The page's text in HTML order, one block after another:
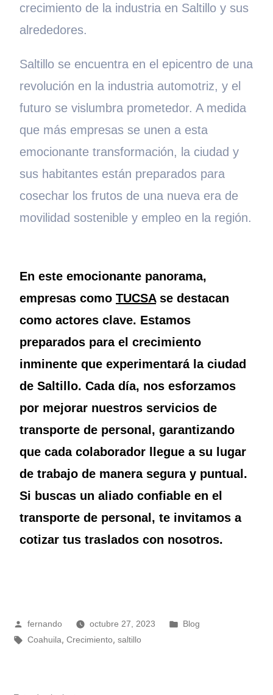
crecimiento de la industria en Saltillo y sus
alrededores.
Saltillo se encuentra en el epicentro de una
revolución en la industria automotriz, y el
futuro se vislumbra prometedor. A medida
que más empresas se unen a esta
emocionante transformación, la ciudad y
sus habitantes están preparados para
cosechar los frutos de una nueva era de
movilidad sostenible y empleo en la región.
En este emocionante panorama,
empresas como TUCSAse destacan
como actores clave. Estamos
preparados para el crecimiento
inminente que experimentará la ciudad
de Saltillo. Cada día, nos esforzamos
por mejorar nuestros servicios de
transporte de personal, garantizando
que cada colaborador llegue a su lugar
de trabajo de manera segura y puntual.
Si buscas un aliado confiable en el
transporte de personal, te invitamos a
cotizar tus traslados con nosotros.
fernando octubre 27, 2023
Blog
Coahuila,Crecimiento,saltillo